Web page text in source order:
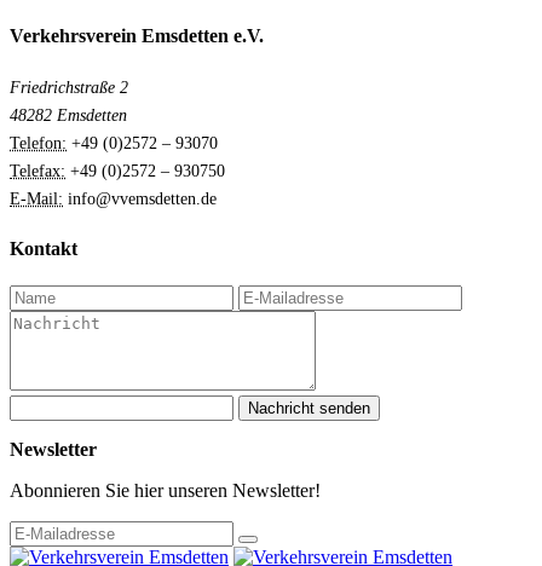
Verkehrsverein Emsdetten e.V.
Friedrichstraße 2
48282 Emsdetten
Telefon: +49 (0)2572 – 93070
Telefax: +49 (0)2572 – 930750
E-Mail: info@vvemsdetten.de
Kontakt
Nachricht senden
Newsletter
Abonnieren Sie hier unseren Newsletter!